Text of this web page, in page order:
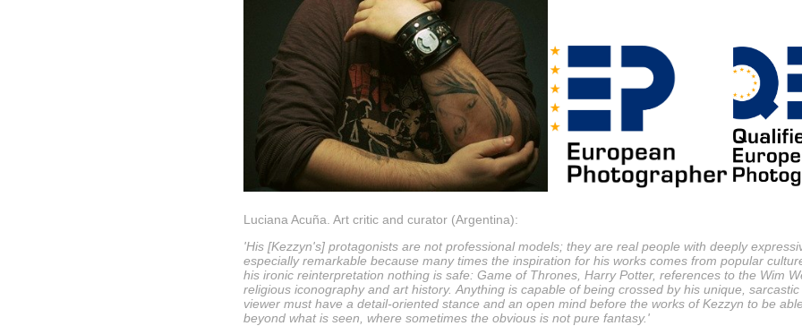
Luciana Acuña. Art critic and curator (Argentina):
'His [Kezzyn's] protagonists are not professional models; they are real people with deeply
especially remarkable because many times the inspiration for his works comes from popular
his ironic reinterpretation nothing is safe: Game of Thrones, Harry Potter, references to the Wim
religious iconography and art history. Anything is capable of being crossed by his unique,
viewer must have a detail-oriented stance and an open mind before the works of Kezzyn to be
beyond what is seen, where sometimes the obvious is not pure fantasy.'